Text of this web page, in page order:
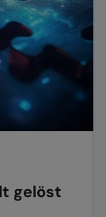
gelöst